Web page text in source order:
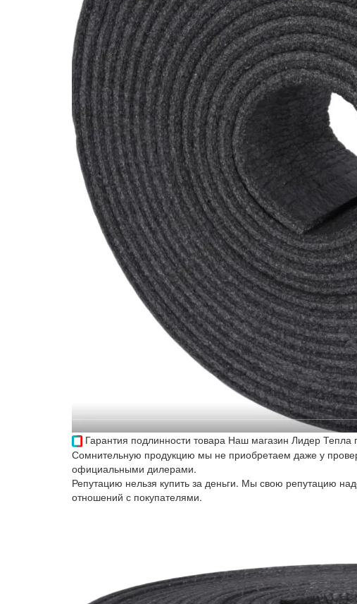
Гарантия подлинности товара Наш магазин Лидер Тепла
Сомнительную продукцию мы не приобретаем даже у
официальными дилерами.
Репутацию нельзя купить за деньги. Мы свою репутацию
отношений с покупателями.